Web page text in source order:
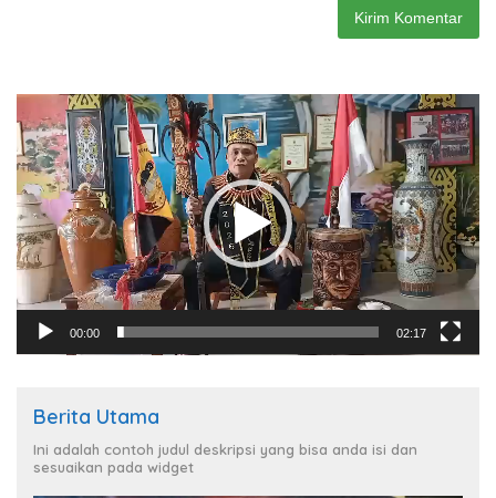
Pemutar
Video
00:00 02:17
Berita Utama
Ini adalah contoh judul deskripsi yang bisa anda isi dan
sesuaikan pada widget